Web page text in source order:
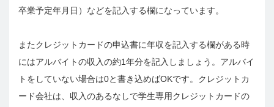
卒業予定年月日）などを記入する欄になっています。
またクレジットカードの申込書に年収を記入する欄がある時
にはアルバイトの収入の約1年分を記入しましょう。アルバイ
トをしていない場合は0と書き込めばOKです。クレジットカ
ード会社は、収入のあるなしで学生専用クレジットカードの